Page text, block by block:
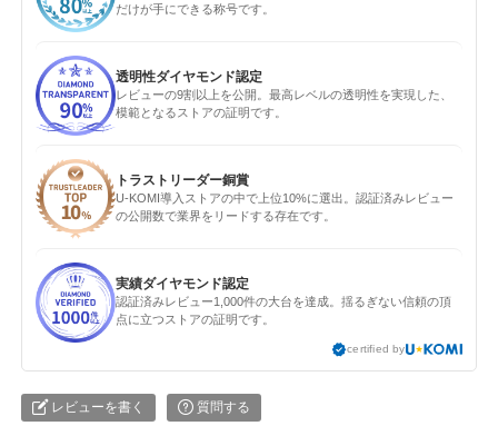
だけが手にできる称号です。
透明性ダイヤモンド認定
レビューの9割以上を公開。最高レベルの透明性を実現した、
模範となるストアの証明です。
トラストリーダー銅賞
U-KOMI導入ストアの中で上位10%に選出。認証済みレビュー
の公開数で業界をリードする存在です。
実績ダイヤモンド認定
認証済みレビュー1,000件の大台を達成。揺るぎない信頼の頂
点に立つストアの証明です。
certified by
レビューを書く 質問する